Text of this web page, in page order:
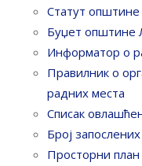
Статут
Буџет општине
Информатор о
Правилник o
радних места
Списак
Број
Просторни